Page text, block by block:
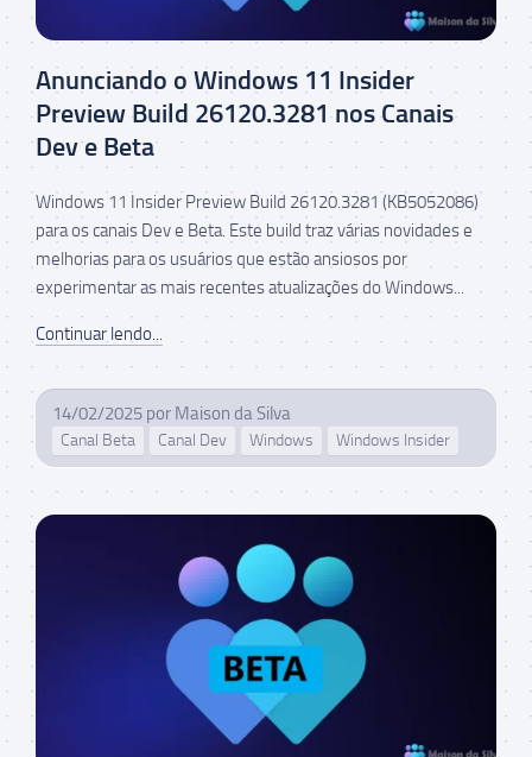
Anunciando o Windows 11 Insider
Preview Build 26120.3281 nos Canais
Dev e Beta
Windows 11 Insider Preview Build 26120.3281 (KB5052086)
para os canais Dev e Beta. Este build traz várias novidades e
melhorias para os usuários que estão ansiosos por
experimentar as mais recentes atualizações do Windows...
Continuar lendo...
14/02/2025 por Maison da Silva
Canal Beta Canal Dev Windows Windows Insider